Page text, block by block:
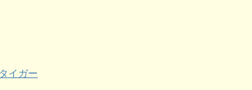
イガー